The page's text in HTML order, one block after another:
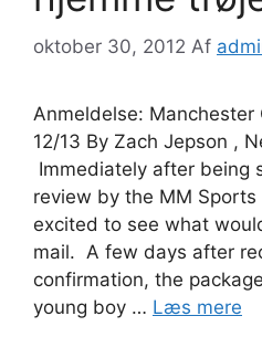
oktober 30, 2012 Af
Anmeldelse: Manchester
12/13 By Zach Jepson ,
Immediately after being
review by the MM
excited to see what
mail. A few days after
confirmation, the
young boy … Læs mere